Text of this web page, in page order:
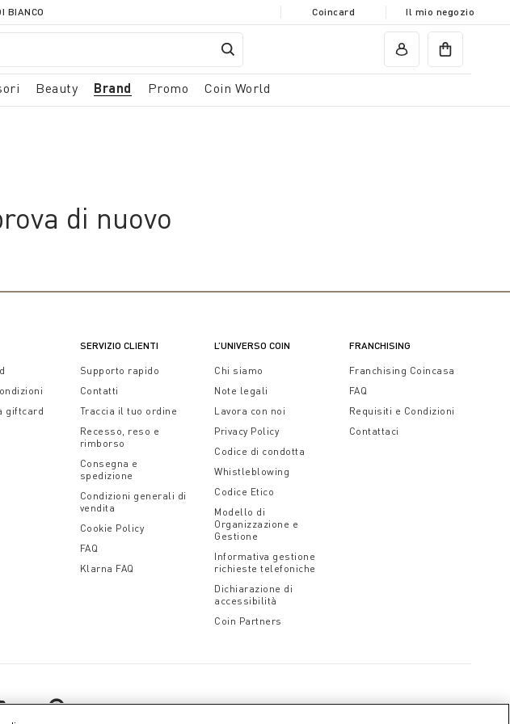
BIANCO Coincard Il mio negozio
Beauty Brand Promo Coin World
di nuovo
giftcard
SERVIZIO CLIENTI
Supporto rapido
Contatti
Traccia il tuo ordine
Recesso, reso e
rimborso
Consegna e
spedizione
Condizioni generali di
vendita
Cookie Policy
FAQ
Klarna FAQ
L’UNIVERSO COIN
Chi siamo
Note legali
Lavora con noi
Privacy Policy
Codice di condotta
Whistleblowing
Codice Etico
Modello di
Organizzazione e
Gestione
Informativa gestione
richieste telefoniche
Dichiarazione di
accessibilità
Coin Partners
FRANCHISING
Franchising Coincasa
FAQ
Requisiti e Condizioni
Contattaci